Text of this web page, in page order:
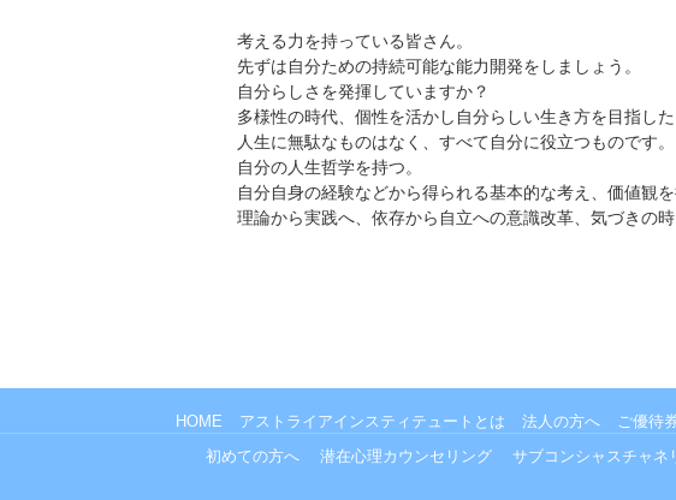
考える力を持っている皆さん。
先ずは自分ための持続可能な能力開発をしましょう。
自分らしさを発揮していますか？
多様性の時代、個性を活かし自分らしい生き方を目指した
人生に無駄なものはなく、すべて自分に役立つものです。
自分の人生哲学を持つ。
自分自身の経験などから得られる基本的な考え、価値観を
理論から実践へ、依存から自立への意識改革、気づきの時
HOME アストライアインスティテュートとは 法人の方へ ご優待
初めての方へ 潜在心理カウンセリング サブコンシャスチャネ